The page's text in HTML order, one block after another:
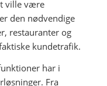
ville være
den nødvendige
restauranter og
kundetrafik.
har i
Fra